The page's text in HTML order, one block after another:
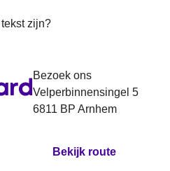
zijn?
Bezoek ons
Velperbinnensingel 5
6811 BP Arnhem
Bekijk route